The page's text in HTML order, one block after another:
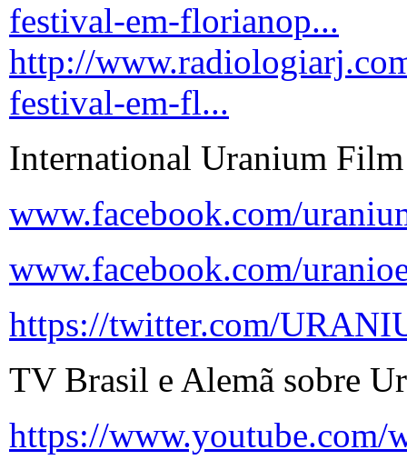
festival-em-florianop...
http://
festival-em-fl...
International Uranium
www.facebook.com/
www.facebook.com/
https://twitter.com/
TV Brasil e Alemã sobre
https://www.youtube.com/